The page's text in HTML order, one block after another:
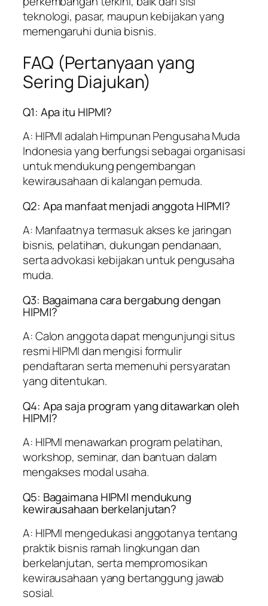
teknologi, pasar, maupun kebijakan yang
memengaruhi dunia bisnis.
FAQ (Pertanyaan yang
Sering Diajukan)
Q1: Apa itu HIPMI?
A: HIPMI adalah Himpunan Pengusaha Muda
Indonesia yang berfungsi sebagai organisasi
untuk mendukung pengembangan
kewirausahaan di kalangan pemuda.
Q2: Apa manfaat menjadi anggota HIPMI?
A: Manfaatnya termasuk akses ke jaringan
bisnis, pelatihan, dukungan pendanaan,
serta advokasi kebijakan untuk pengusaha
muda.
Q3: Bagaimana cara bergabung dengan
HIPMI?
A: Calon anggota dapat mengunjungi situs
resmi HIPMI dan mengisi formulir
pendaftaran serta memenuhi persyaratan
yang ditentukan.
Q4: Apa saja program yang ditawarkan oleh
HIPMI?
A: HIPMI menawarkan program pelatihan,
workshop, seminar, dan bantuan dalam
mengakses modal usaha.
Q5: Bagaimana HIPMI mendukung
kewirausahaan berkelanjutan?
A: HIPMI mengedukasi anggotanya tentang
praktik bisnis ramah lingkungan dan
berkelanjutan, serta mempromosikan
kewirausahaan yang bertanggung jawab
sosial.